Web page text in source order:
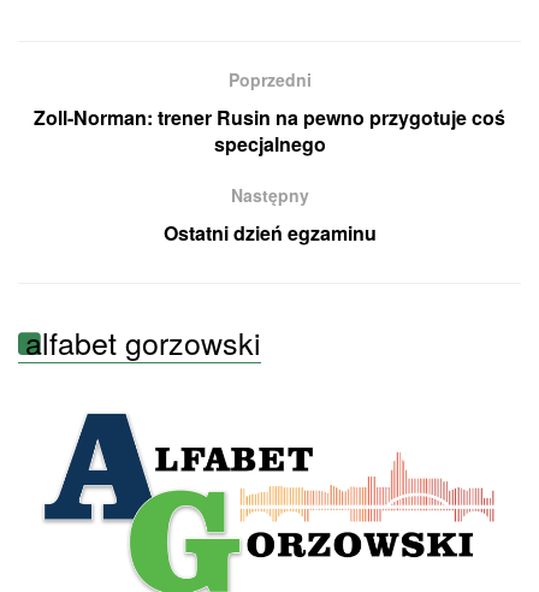
Poprzedni
Zoll-Norman: trener Rusin na pewno przygotuje coś
specjalnego
Następny
Ostatni dzień egzaminu
alfabet gorzowski